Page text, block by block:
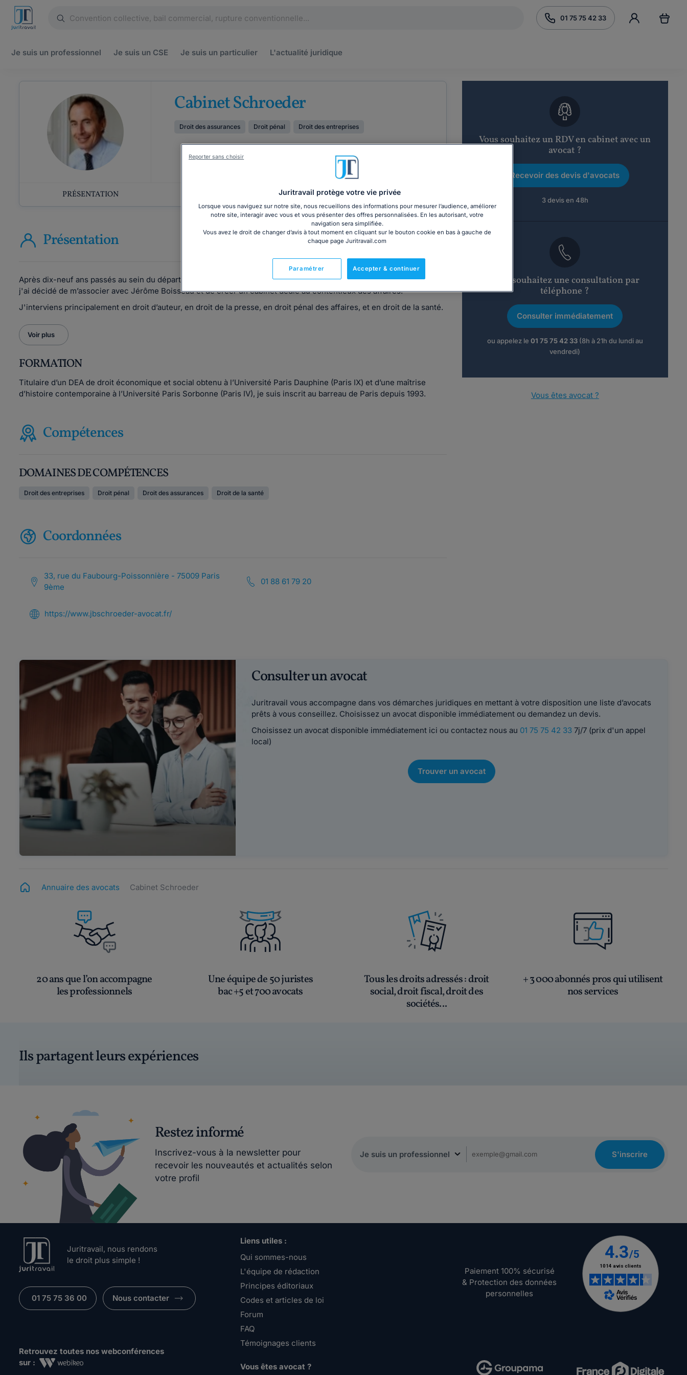
01 75 75 42 33
Je suis un professionnel Je suis un CSE Je suis un particulier L'actualité juridique
Cabinet Schroeder
Droit des assurances Droit pénal Droit des entreprises
PRÉSENTATION COORDONNÉES
Présentation
Après dix-neuf ans passés au sein du département contentieux et résolution des litiges du cabinet UGGC & Associés,
j'ai décidé de m’associer avec Jérôme Boisseau et de créer un cabinet dédié au contentieux des affaires.
J'interviens principalement en droit d’auteur, en droit de la presse, en droit pénal des affaires, et en droit de la santé.
Voir plus
FORMATION
Titulaire d’un DEA de droit économique et social obtenu à l’Université Paris Dauphine (Paris IX) et d’une maîtrise
d’histoire contemporaine à l’Université Paris Sorbonne (Paris IV), je suis inscrit au barreau de Paris depuis 1993.
Compétences
DOMAINES DE COMPÉTENCES
Droit des entreprises Droit pénal Droit des assurances Droit de la santé
Coordonnées
33, rue du Faubourg-Poissonnière - 75009 Paris
9ème
01 88 61 79 20
https://www.jbschroeder-avocat.fr/
Vous souhaitez un RDV en cabinet avec un
avocat ?
Recevoir des devis d'avocats
3 devis en 48h
Vous souhaitez une consultation par
téléphone ?
Consulter immédiatement
ou appelez le 01 75 75 42 33(8h à 21h du lundi au
vendredi)
Vous êtes avocat ?
Consulter un avocat
Juritravail vous accompagne dans vos démarches juridiques en mettant à votre disposition une liste d’avocats
prêts à vous conseillez. Choisissez un avocat disponible immédiatement ou demandez un devis.
Choisissez un avocat disponible immédiatement ici ou contactez nous au 01 75 75 42 337j/7 (prix d'un appel
local)
Trouver un avocat
Annuaire des avocats Cabinet Schroeder
20 ans que l’on accompagne
les professionnels
Une équipe de 50 juristes
bac +5 et 700 avocats
Tous les droits adressés: droit
social, droit fiscal, droit des
sociétés...
+ 3 000 abonnés pros qui utilisent
nos services
Ils partagent leurs expériences
Restez informé
Inscrivez-vous à la newsletter pour
recevoir les nouveautés et actualités selon
votre profil
S'inscrire
Juritravail, nous rendons
le droit plus simple !
01 75 75 36 00 Nous contacter
Retrouvez toutes nos webconférences
sur :
Liens utiles :
Qui sommes-nous
L'équipe de rédaction
Principes éditoriaux
Codes et articles de loi
Forum
FAQ
Témoignages clients
Vous êtes avocat ?
Paiement 100% sécurisé
& Protection des données
personnelles
Juritravail protège votre vie privée
Lorsque vous naviguez sur notre site, nous recueillons des informations pour mesurer l’audience, améliorer
notre site, interagir avec vous et vous présenter des offres personnalisées. En les autorisant, votre
navigation sera simplifiée.
Vous avez le droit de changer d’avis à tout moment en cliquant sur le bouton cookie en bas à gauche de
chaque page Juritravail.com
Accepter & continuer
Paramétrer
Reporter sans choisir